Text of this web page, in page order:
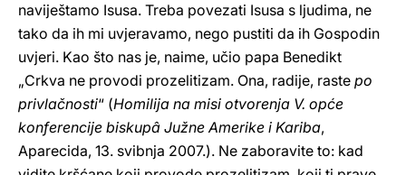
naviještamo Isusa. Treba povezati Isusa s ljudima, ne
tako da ih mi uvjeravamo, nego pustiti da ih Gospodin
uvjeri. Kao što nas je, naime, učio papa Benedikt
„Crkva ne provodi prozelitizam. Ona, radije, raste po
privlačnosti“ (Homilija na misi otvorenja V. opće
konferencije biskupâ Južne Amerike i Kariba,
Aparecida, 13. svibnja 2007.). Ne zaboravite to: kad